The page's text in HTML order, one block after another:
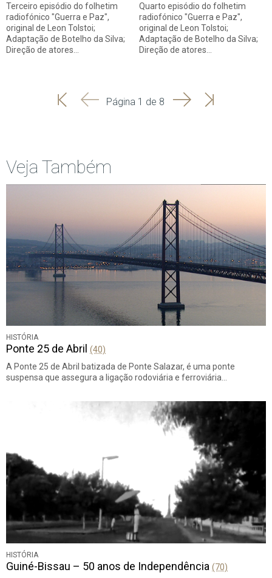
Terceiro episódio do folhetim
radiofónico "Guerra e Paz",
original de Leon Tolstoi;
Adaptação de Botelho da Silva;
Direção de atores…
Quarto episódio do folhetim
radiofónico "Guerra e Paz",
original de Leon Tolstoi;
Adaptação de Botelho da Silva;
Direção de atores…
'
'
Página 1 de 8 SeguinteÚltima
Veja Também
HISTÓRIA
Ponte 25 de Abril (40)
A Ponte 25 de Abril batizada de Ponte Salazar, é uma ponte
suspensa que assegura a ligação rodoviária e ferroviária…
HISTÓRIA
Guiné-Bissau – 50 anos de Independência (70)